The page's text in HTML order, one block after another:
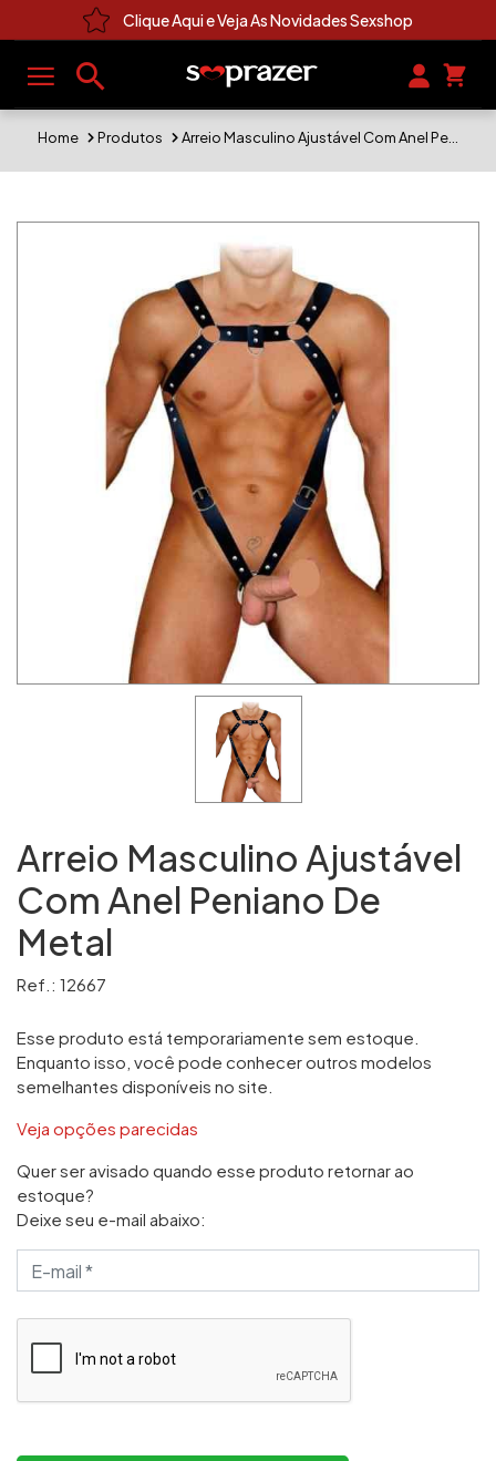
Clique Aqui e Veja As Novidades Sexshop
Home Produtos
Arreio Masculino Ajustável
Com Anel Peniano De
Metal
Ref.: 12667
Esse produto está temporariamente sem estoque.
Enquanto isso, você pode conhecer outros modelos
semelhantes disponíveis no site.
Veja opções parecidas
Quer ser avisado quando esse produto retornar ao
estoque?
Deixe seu e-mail abaixo: